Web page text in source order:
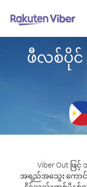
ဖီလစ်ပိုင်
Viber Out ဖ
အရည်အသွေး ကောင်း